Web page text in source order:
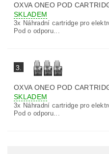
OXVA ONEO POD
SKLADEM
3x Náhradní cartridge pro
Pod o odporu...
3.
OXVA ONEO POD
SKLADEM
3x Náhradní cartridge pro
Pod o odporu...